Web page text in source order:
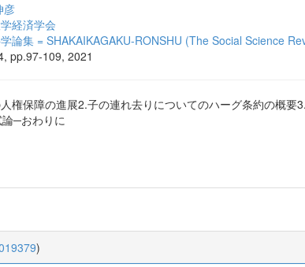
彦
経済学会
論集 = SHAKAIKAGAKU-RONSHU (The Social Science
pp.97-109, 2021
権保障の進展2.子の連れ去りについてのハーグ条約の概
─おわりに
)